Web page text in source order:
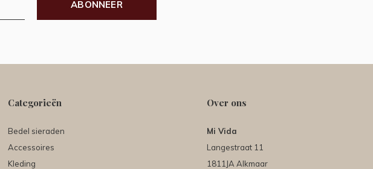
ABONNEER
Categorieën
Bedel sieraden
Accessoires
Kleding
Over ons
Mi Vida
Langestraat 11
1811JA Alkmaar